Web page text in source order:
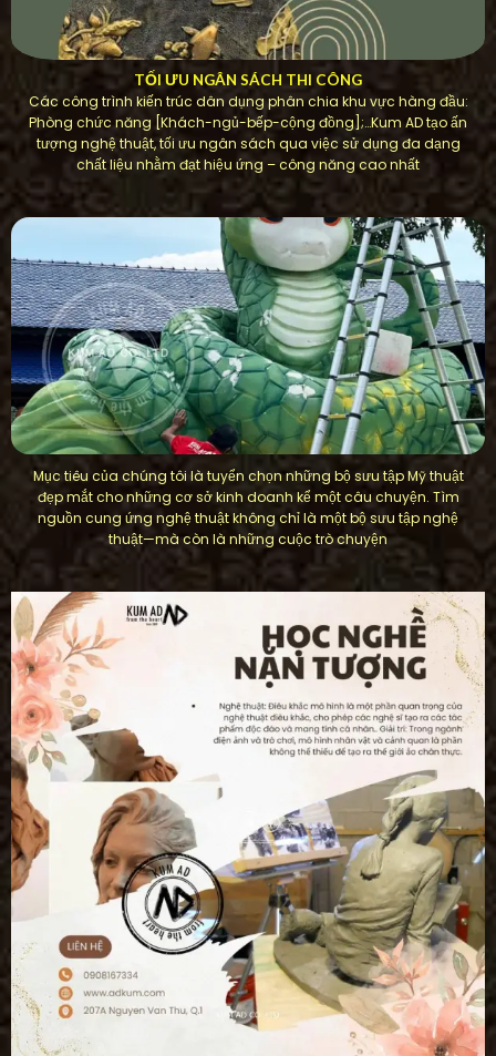
TỐI ƯU NGÂN SÁCH THI CÔNG
Các công trình kiến ​​trúc dân dụng phân chia khu vực hàng đầu:
Phòng chức năng [Khách-ngủ-bếp-cộng đồng];…Kum AD tạo ấn
tượng nghệ thuật, tối ưu ngân sách qua việc sử dụng đa dạng
chất liệu nhằm đạt hiệu ứng – công năng cao nhất
Mục tiêu của chúng tôi là tuyển chọn những bộ sưu tập Mỹ thuật
đẹp mắt cho những cơ sở kinh doanh kể một câu chuyện. Tìm
nguồn cung ứng nghệ thuật không chỉ là một bộ sưu tập nghệ
thuật—mà còn là những cuộc trò chuyện